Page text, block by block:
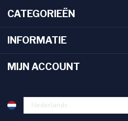
CATEGORIEËN
INFORMATIE
MIJN ACCOUNT